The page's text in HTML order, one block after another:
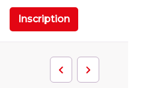
Inscription